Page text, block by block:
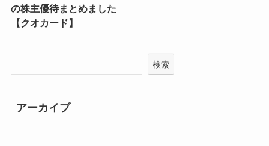
の株主優待まとめました
【クオカード】
検索
アーカイブ